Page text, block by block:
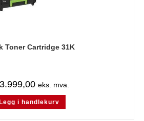
Toner Cartridge 31K
3.999,00 eks. mva.
i handlekurv